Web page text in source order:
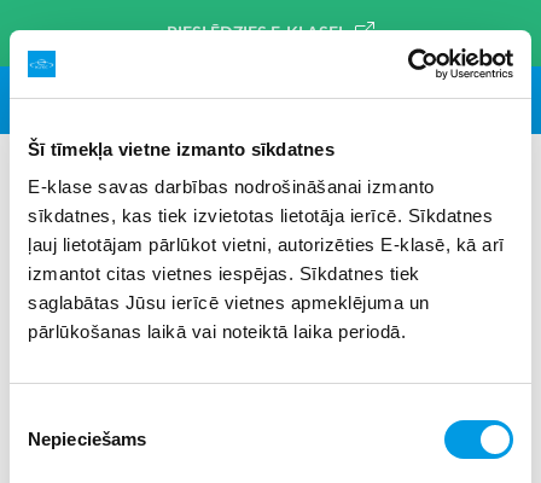
Šī tīmekļa vietne izmanto sīkdatnes
E-klase savas darbības nodrošināšanai izmanto
sīkdatnes, kas tiek izvietotas lietotāja ierīcē. Sīkdatnes
ļauj lietotājam pārlūkot vietni, autorizēties E-klasē, kā arī
izmantot citas vietnes iespējas. Sīkdatnes tiek
saglabātas Jūsu ierīcē vietnes apmeklējuma un
pārlūkošanas laikā vai noteiktā laika periodā.
izvēle
Nepieciešams
PIESLĒDZIES E-KLASEI
#skolēnu pašpārvalde ×